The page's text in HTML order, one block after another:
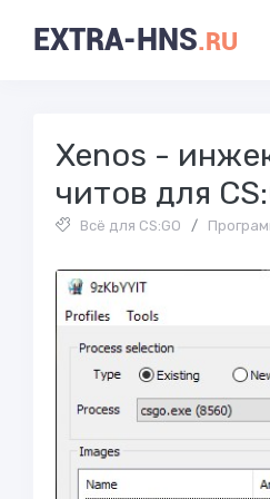
EXTRA-HNS.RU
Xenos -
читов для
Всё для CS:GO /